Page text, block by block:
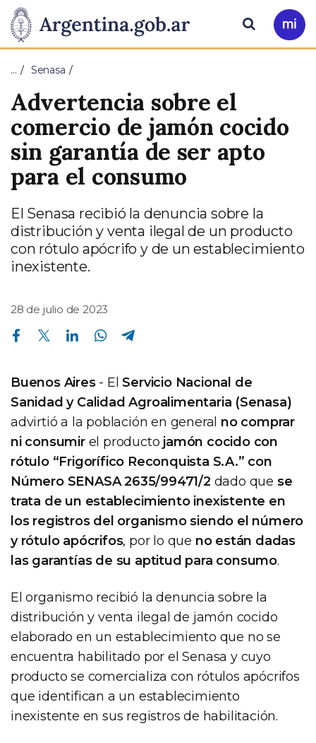
Presidencia
de
Nación
Pasar al contenido principal
Ir
a
Buscar
… Senasa
Advertencia sobre el
comercio de jamón cocido
sin garantía de ser apto
para el consumo
El Senasa recibió la denuncia sobre la
distribución y venta ilegal de un producto
con rótulo apócrifo y de un establecimiento
inexistente.
28 de julio de 2023
Compartir en Facebook Compartir en Twitter Compartir en Linkedin Compartir en Whatsapp
Buenos Aires- ElServicio Nacional de
Sanidad y Calidad Agroalimentaria (Senasa)
advirtió a la población en general no comprar
ni consumirel producto jamón cocido con
rótulo “Frigorífico Reconquista S.A.” con
Número SENASA 2635/99471/2 dado que se
trata de un establecimiento inexistente en
los registros del organismo siendo el número
y rótulo apócrifos, por lo que no están dadas
las garantías de su aptitud para consumo.
El organismo recibió la denuncia sobre la
distribución y venta ilegal de jamón cocido
elaborado en un establecimiento que no se
encuentra habilitado por el Senasa y cuyo
producto se comercializa con rótulos apócrifos
que identifican a un establecimiento
inexistente en sus registros de habilitación.